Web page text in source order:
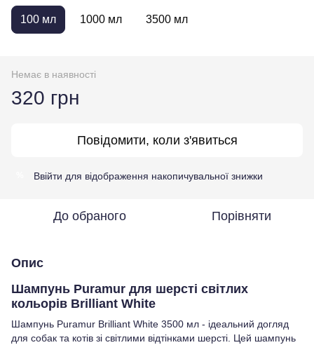
100 мл 1000 мл 3500 мл
Немає в наявності
320 грн
Повідомити, коли з'явиться
Ввійти для відображення накопичувальної знижки
До обраного Порівняти
Опис
Шампунь Puramur для шерсті світлих
кольорів Brilliant White
Шампунь Puramur Brilliant White 3500 мл - ідеальний догляд
для собак та котів зі світлими відтінками шерсті. Цей шампунь